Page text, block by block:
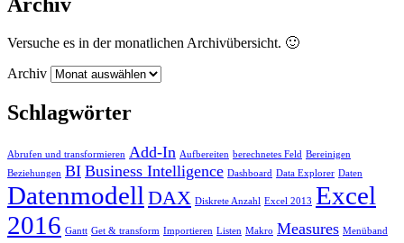
Versuche es in der monatlichen Archivübersicht. 🙂
Archiv
Schlagwörter
Abrufen und transformieren Add-In Aufbereiten berechnetes Feld Bereinigen
Beziehungen BI Business Intelligence Dashboard Data Explorer Daten
Datenmodell DAX Diskrete Anzahl Excel 2013 Excel
2016 Gantt Get & transform Importieren Listen Makro Measures Menüband